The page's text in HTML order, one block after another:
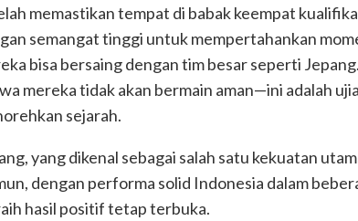
memastikan tempat di babak keempat
semangat tinggi untuk mempertahankan
bisa bersaing dengan tim besar seperti
mereka tidak akan bermain aman—ini adalah
sejarah.
yang dikenal sebagai salah satu kekuatan
dengan performa solid Indonesia dalam
hasil positif tetap terbuka.